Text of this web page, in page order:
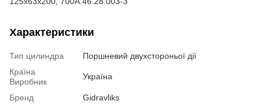
Характеристики
Тип цилиндра
Поршневий двухстороньої дії
Країна
Виробник
Україна
Бренд
Gidravliks